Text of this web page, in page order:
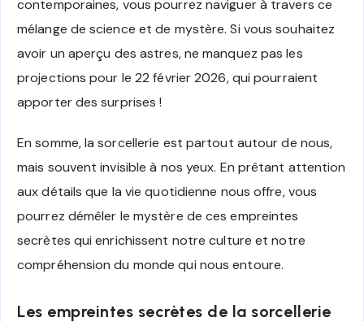
contemporaines, vous pourrez naviguer à travers ce
mélange de science et de mystère. Si vous souhaitez
avoir un aperçu des astres, ne manquez pas les
projections pour le 22 février 2026, qui pourraient
apporter des surprises !
En somme, la sorcellerie est partout autour de nous,
mais souvent invisible à nos yeux. En prêtant attention
aux détails que la vie quotidienne nous offre, vous
pourrez démêler le mystère de ces empreintes
secrètes qui enrichissent notre culture et notre
compréhension du monde qui nous entoure.
Les empreintes secrètes de la sorcellerie